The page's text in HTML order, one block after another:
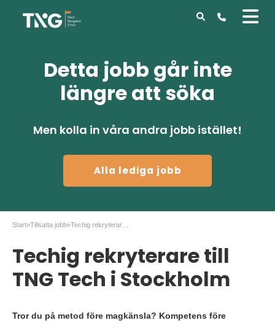
Detta jobb går inte
längre att söka
Men kolla in våra andra jobb istället!
Alla lediga jobb
Start»Tillsatta jobb»
Techig rekryterare till
TNG Tech i Stockholm
Tror du på metod före magkänsla? Kompetens före